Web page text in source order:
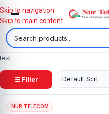
Skip to navigation
Skip to main content
text
☰ Filter
NUR TELECOM